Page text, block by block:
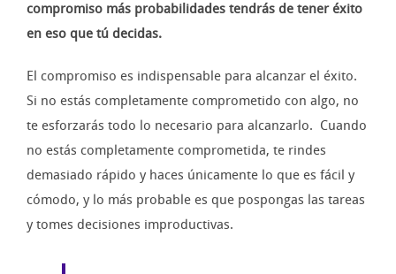
compromiso más probabilidades tendrás de tener éxito
en eso que tú decidas.
El compromiso es indispensable para alcanzar el éxito.
Si no estás completamente comprometido con algo, no
te esforzarás todo lo necesario para alcanzarlo. Cuando
no estás completamente comprometida, te rindes
demasiado rápido y haces únicamente lo que es fácil y
cómodo, y lo más probable es que pospongas las tareas
y tomes decisiones improductivas.